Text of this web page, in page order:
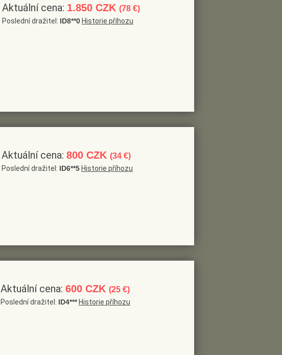
Aktuální cena: 1.850 CZK (78 €)
Poslední dražitel: ID8**0 Historie příhozu
Aktuální cena: 800 CZK (34 €)
Poslední dražitel: ID6**5 Historie příhozu
Aktuální cena: 600 CZK (25 €)
Poslední dražitel: ID4*** Historie příhozu